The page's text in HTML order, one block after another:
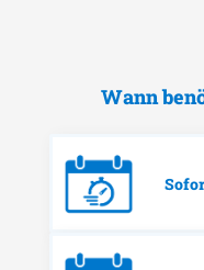
Wann